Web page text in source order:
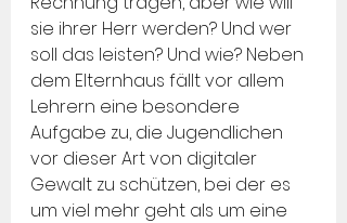
sie ihrer Herr werden? Und wer
soll das leisten? Und wie? Neben
dem Elternhaus fällt vor allem
Lehrern eine besondere
Aufgabe zu, die Jugendlichen
vor dieser Art von digitaler
Gewalt zu schützen, bei der es
um viel mehr geht als um eine